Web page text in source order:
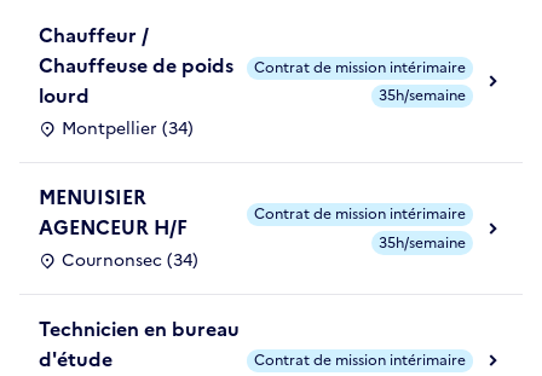
Chauffeur /
Chauffeuse de poids
lourd
Montpellier (34)
Contrat de mission intérimaire
35h/semaine
MENUISIER
AGENCEUR H/F
Cournonsec (34)
Contrat de mission intérimaire
35h/semaine
Technicien en bureau
d'étude
Contrat de mission intérimaire